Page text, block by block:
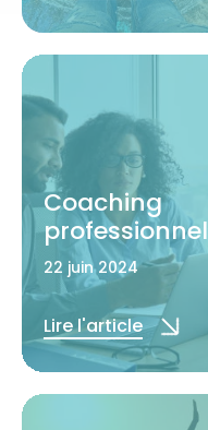
Coaching
professionnel
22 juin 2024
Lire l'article